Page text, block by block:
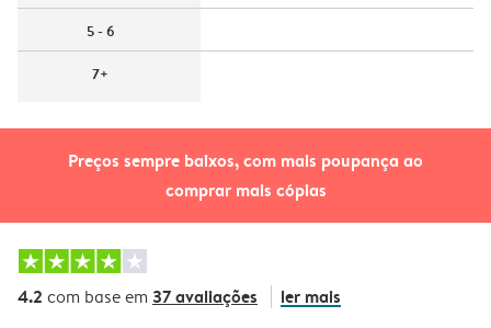
Preços sempre baixos, com mais poupança ao
comprar mais cópias
5 - 6
7+
4.2 com base em 37 avaliações ler mais